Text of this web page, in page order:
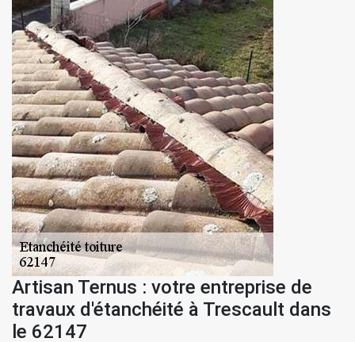
Artisan Ternus : votre entreprise de
travaux d'étanchéité à Trescault dans
le 62147